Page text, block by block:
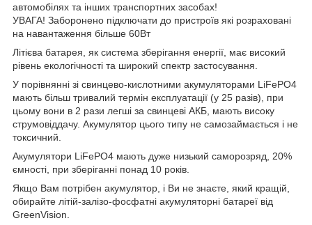
автомобілях та інших транспортних засобах!
УВАГА! Заборонено підключати до пристроїв які розраховані
на навантаження більше 60Вт
Літієва батарея, як система зберігання енергії, має високий
рівень екологічності та широкий спектр застосування.
У порівнянні зі свинцево-кислотними акумуляторами LiFePO4
мають більш тривалий термін експлуатації (у 25 разів), при
цьому вони в 2 рази легші за свинцеві АКБ, мають високу
струмовіддачу. Акумулятор цього типу не самозаймається і не
токсичний.
Акумулятори LiFePO4 мають дуже низький саморозряд, 20%
ємності, при зберіганні понад 10 років.
Якщо Вам потрібен акумулятор, і Ви не знаєте, який кращій,
обирайте літій-залізо-фосфатні акумуляторні батареї від
GreenVision.